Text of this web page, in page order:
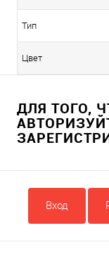
Тип
Цвет
ДЛЯ ТОГО,
Вход